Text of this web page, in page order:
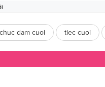
dam cuoi tiec cuoi